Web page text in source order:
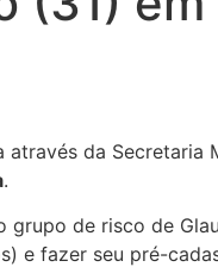
da
.
grupo de risco de
e fazer seu pré-